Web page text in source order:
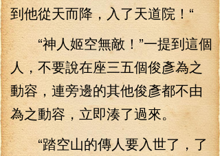
到他從天而降，入了天道院！“
“神人姬空無敵！”一提到這個
人，不要說在座三五個俊彥為之
動容，連旁邊的其他俊彥都不由
為之動容，立即湊了過來。
“踏空山的傳人要入世了，了